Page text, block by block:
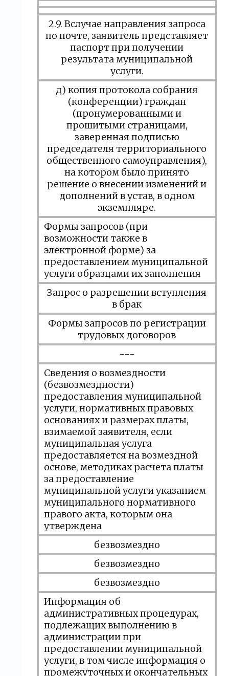
2.9. Вслучае направления запроса
по почте, заявитель представляет
паспорт при получении
результата муниципальной
услуги.
д) копия протокола собрания
(конференции) граждан
(пронумерованными и
прошитыми страницами,
заверенная подписью
председателя территориального
общественного самоуправления),
на котором было принято
решение о внесении изменений и
дополнений в устав, в одном
экземпляре.
Формы запросов (при
возможности также в
электронной форме) за
предоставлением муниципальной
услуги образцами их заполнения
Запрос о разрешении вступления
в брак
Формы запросов по регистрации
трудовых договоров
---
Сведения о возмездности
(безвозмездности)
предоставления муниципальной
услуги, нормативных правовых
основаниях и размерах платы,
взимаемой заявителя, если
муниципальная услуга
предоставляется на возмездной
основе, методиках расчета платы
за предоставление
муниципальной услуги указанием
муниципального нормативного
правого акта, которым она
утверждена
безвозмездно
безвозмездно
безвозмездно
Информация об
административных процедурах,
подлежащих выполнению в
администрации при
предоставлении муниципальной
услуги, в том числе информация о
промежуточных и окончательных